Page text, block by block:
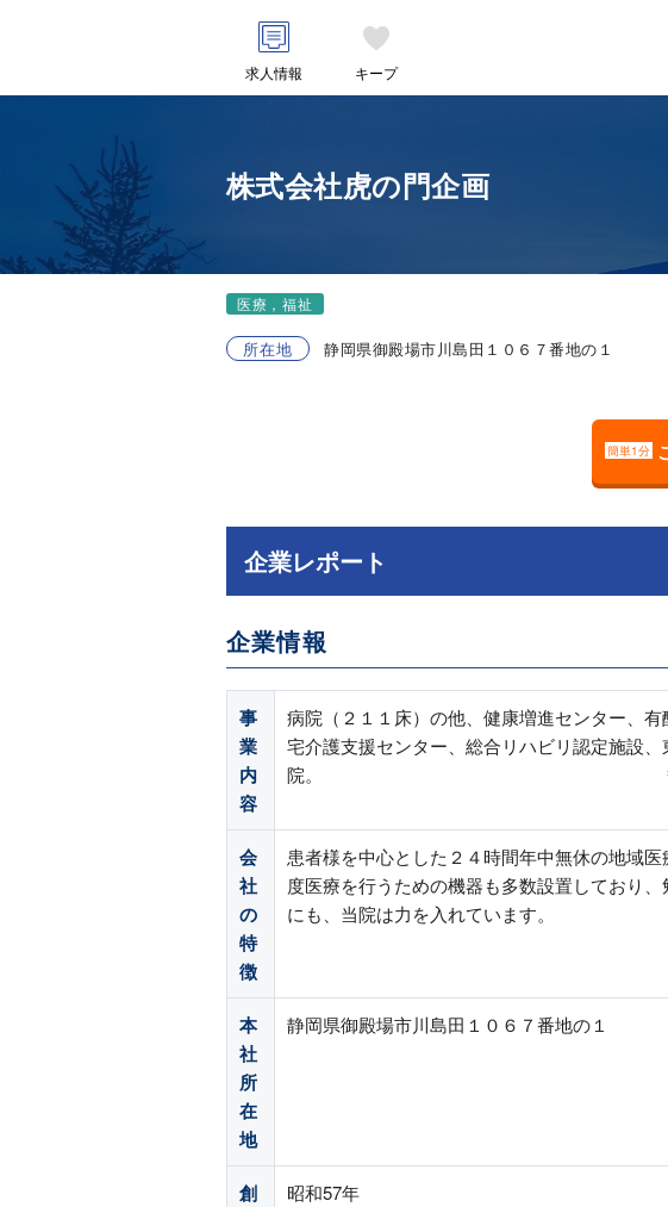
求人情報 キープ
株式会社虎の門企画
医療，福祉
所在地 静岡県御殿場市川島田１０６７番地の１
簡単1分
企業レポート
企業情報
事
業
内
容
病院（２１１床）の他、健康増進センター、
宅介護支援センター、総合リハビリ認定施設
院。
会
社
の
特
徴
患者様を中心とした２４時間年中無休の地域
度医療を行うための機器も多数設置しており
にも、当院は力を入れています。
本
社
所
在
地
静岡県御殿場市川島田１０６７番地の１
創
昭和57年